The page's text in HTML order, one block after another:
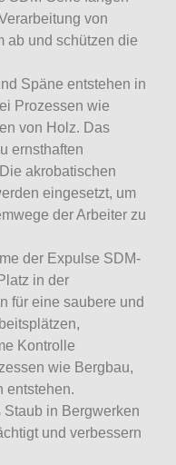
von
ab und schützen die
Späne entstehen in
Prozessen wie
von Holz. Das
ernsthaften
akrobatischen
eingesetzt, um
der Arbeiter zu
der Expulse SDM-
in der
für eine saubere und
Kontrolle
wie Bergbau,
entstehen.
in Bergwerken
und verbessern